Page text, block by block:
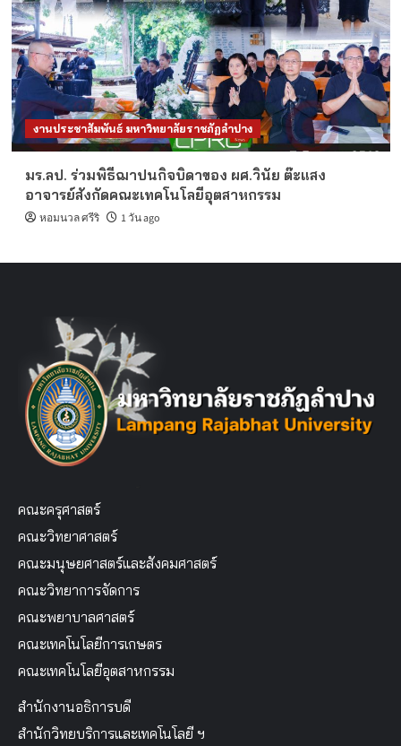
งานประชาสัมพันธ์ มหาวิทยาลัยราชภัฏลำปาง
มร.ลป. ร่วมพิธีฌาปนกิจบิดาของ ผศ.วินัย ต๊ะแสง
อาจารย์สังกัดคณะเทคโนโลยีอุตสาหกรรม
หอมนวล ศรีริ 1 วัน ago
คณะครุศาสตร์
คณะวิทยาศาสตร์
คณะมนุษยศาสตร์และสังคมศาสตร์
คณะวิทยาการจัดการ
คณะพยาบาลศาสตร์
คณะเทคโนโลยีการเกษตร
คณะเทคโนโลยีอุตสาหกรรม
สำนักงานอธิการบดี
สำนักวิทยบริการและเทคโนโลยี ฯ